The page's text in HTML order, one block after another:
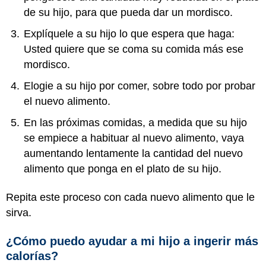
de su hijo, para que pueda dar un mordisco.
Explíquele a su hijo lo que espera que haga:
Usted quiere que se coma su comida más ese
mordisco.
Elogie a su hijo por comer, sobre todo por probar
el nuevo alimento.
En las próximas comidas, a medida que su hijo
se empiece a habituar al nuevo alimento, vaya
aumentando lentamente la cantidad del nuevo
alimento que ponga en el plato de su hijo.
Repita este proceso con cada nuevo alimento que le
sirva.
¿Cómo puedo ayudar a mi hijo a ingerir más
calorías?